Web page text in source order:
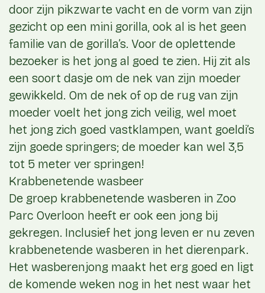
door zijn pikzwarte vacht en de vorm van zijn
gezicht op een mini gorilla, ook al is het geen
familie van de gorilla’s. Voor de oplettende
bezoeker is het jong al goed te zien. Hij zit als
een soort dasje om de nek van zijn moeder
gewikkeld. Om de nek of op de rug van zijn
moeder voelt het jong zich veilig, wel moet
het jong zich goed vastklampen, want goeldi’s
zijn goede springers; de moeder kan wel 3,5
tot 5 meter ver springen!
Krabbenetende wasbeer
De groep krabbenetende wasberen in Zoo
Parc Overloon heeft er ook een jong bij
gekregen. Inclusief het jong leven er nu zeven
krabbenetende wasberen in het dierenpark.
Het wasberenjong maakt het erg goed en ligt
de komende weken nog in het nest waar het